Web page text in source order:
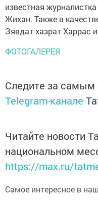
известная
Жихан. Также в
Зявдат хазрат Харрас
ФОТОГАЛЕРЕЯ
Следите за
Telegram-канале
Читайте новости
национальном
https://max.ru/
Самое интересное в